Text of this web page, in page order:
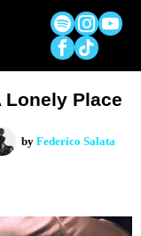
Lonely Place
by Federico Salata